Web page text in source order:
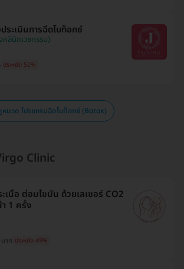
ะเมินการฉีดโบท็อกซ์
คลินิกเวชกรรม)
ประหยัด 52%
หมวด โปรแกรมฉีดโบท็อกซ์ (Botox)
Clinic
เนื้อ ต่อมไขมัน ด้วยเลเซอร์ CO2
1 ครั้ง
าท ประหยัด 49%